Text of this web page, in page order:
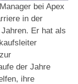
bei Apex
in der
Er hat als
der Jahre
ihre